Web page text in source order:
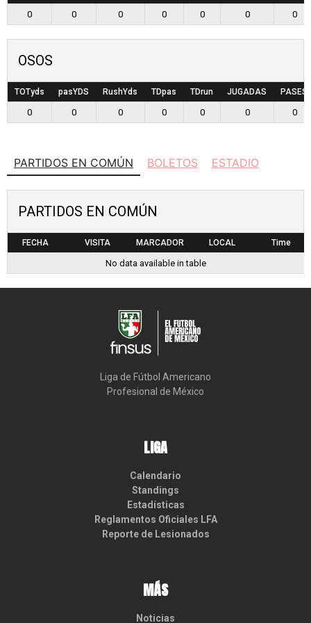
0 0 0 0 0 0 0
OSOS
TOTyds pasYDS RushYds TDpas TDrun JUGADAS PASES
0 0 0 0 0 0 0
PARTIDOS EN COMÚN BOLETOS ESTADIO
PARTIDOS EN COMÚN
FECHA VISITA MARCADOR LOCAL Time
No data available in table
Liga de Fútbol Americano
Profesional de México
LIGA
Calendario
Standings
Estadísticas
Reglamentos Oficiales LFA
Reporte de Lesionados
MÁS
Noticias